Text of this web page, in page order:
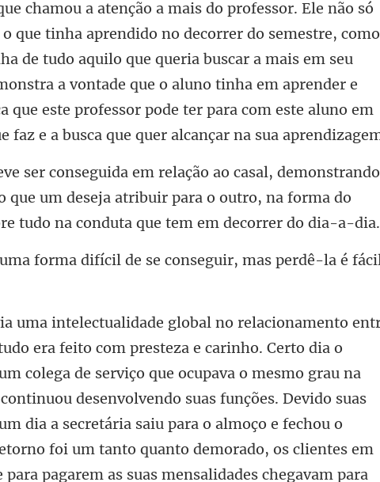
o que tinha aprendido no decorrer do semestre, como
de tudo aquilo que queria buscar a mais em seu
a vontade que o aluno
que um deseja atribuir para o outro, na forma do
a difícil de se conseguir, mas
rviço que ocupava o mesmo grau na
desenvolvendo suas funções. Devido suas
dia a secretária saiu para o almoço e fechou o